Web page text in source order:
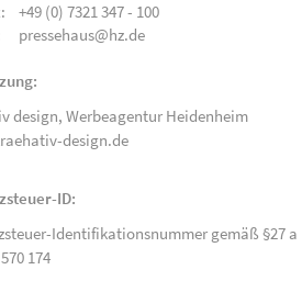
+49 (0) 7321 347 - 100
pressehaus@hz.de
design, Werbeagentur Heidenheim
design.de
ID:
Identifikationsnummer gemäß §27 a
174